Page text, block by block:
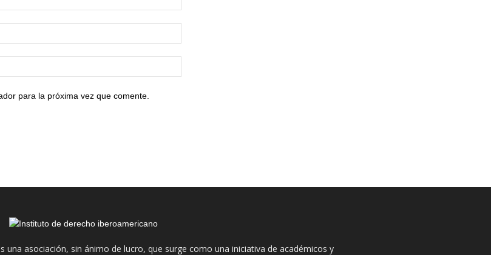
para la próxima vez que comente.
una asociación, sin ánimo de lucro, que surge como una iniciativa de académicos y